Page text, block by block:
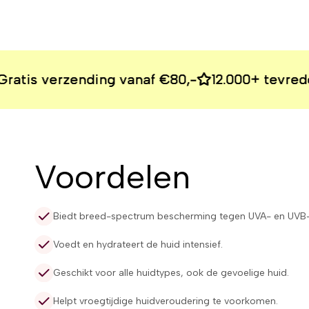
vanaf €80,- 12.000+ tevreden
vanaf €80,- 12.000+ tevreden
vanaf €80,- 12.000+ tevreden
vanaf €80,- 12.000+ tevreden
Voordelen
Biedt breed-spectrum bescherming tegen UVA- en
Voedt en hydrateert de huid intensief.
Geschikt voor alle huidtypes, ook de gevoelige huid.
Helpt vroegtijdige huidveroudering te voorkomen.